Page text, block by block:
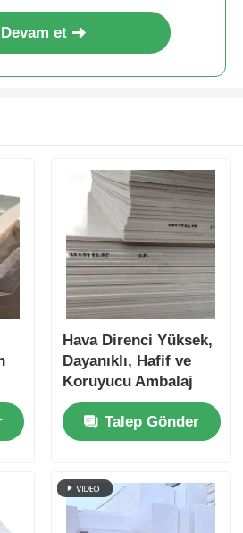
Devam et
Hava Direnci Yüksek,
Dayanıklı, Hafif ve
Koruyucu Ambalaj
Çözümü Sunan PP
Oluklu Levha
Talep Gönder